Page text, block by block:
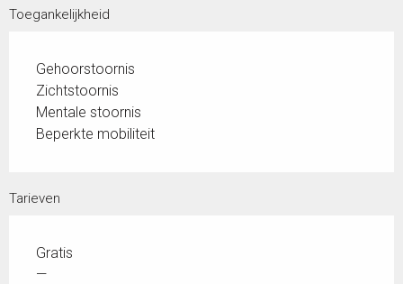
Toegankelijkheid
Gehoorstoornis
Zichtstoornis
Mentale stoornis
Beperkte mobiliteit
Tarieven
Gratis
—